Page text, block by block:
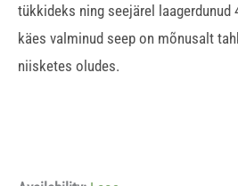
tükkideks ning seejärel laagerdunud
käes valminud seep on mõnusalt
niisketes oludes.